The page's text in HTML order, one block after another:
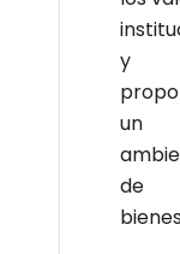
y
un
de